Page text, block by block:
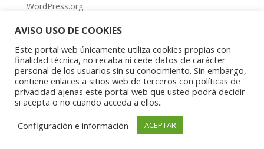
WordPress.org
Aviso Legal| Política de privacidad|Política de
cookies
Copyright © 2023 Asociación Aragonesa para la
Investigación Psíquica del Niño y el Adolescente
AVISO USO DE COOKIES
Este portal web únicamente utiliza cookies propias con
finalidad técnica, no recaba ni cede datos de carácter
personal de los usuarios sin su conocimiento. Sin embargo,
contiene enlaces a sitios web de terceros con políticas de
privacidad ajenas este portal web que usted podrá decidir
si acepta o no cuando acceda a ellos..
Configuración e información
ACEPTAR